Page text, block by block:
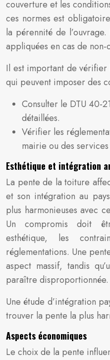
couverture et les
ces normes est
la pérennité de
appliquées en cas de non-
Il est important de vérifier
qui peuvent imposer des
Consulter le DTU 40-
détaillées.
Vérifier les
mairie ou des services
Esthétique et intégration
La pente de la toiture
et son intégration au
plus harmonieuses avec
Un compromis doit
esthétique, les
réglementations. Une
aspect massif, tandis
paraître disproportionnée.
Une étude d’intégration
trouver la pente la plus
Aspects économiques
Le choix de la pente